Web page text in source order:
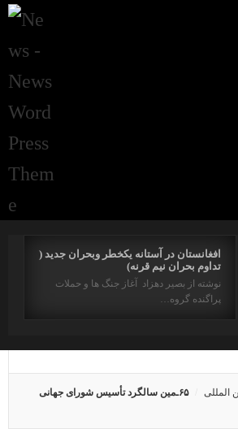
افغانستان در آستانه یکخطر وبحران جدید (
تداوم بحران نیم قرنه)
نوشته از بصیر دهزاد آغاز جنگ ها و حملات
پراگنده گروه…
المللی
۶۵‌ـ‌مین سالگرد تأسیس شورای جهانی